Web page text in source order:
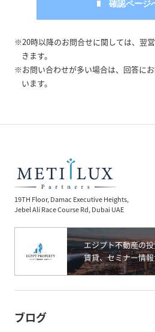
※20時以降のお問合せに関しては、翌
きます。
※お問い合わせが多い場合は、回答に
います。
19TH Floor, Damac Executive Heights,
Jebel Ali Race Course Rd, Dubai UAE
ブログ